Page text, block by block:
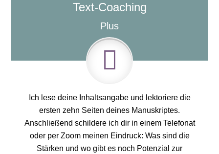
Text-Coaching
Plus
Ich lese deine Inhaltsangabe und lektoriere die
ersten zehn Seiten deines Manuskriptes.
Anschließend schildere ich dir in einem Telefonat
oder per Zoom meinen Eindruck: Was sind die
Stärken und wo gibt es noch Potenzial zur